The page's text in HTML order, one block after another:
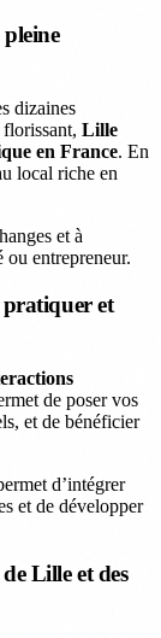
dizaines
florissant, Lille
en France. En
local riche en
et à
ou entrepreneur.
pratiquer et
de poser vos
et de bénéficier
d’intégrer
et de développer
Lille et des